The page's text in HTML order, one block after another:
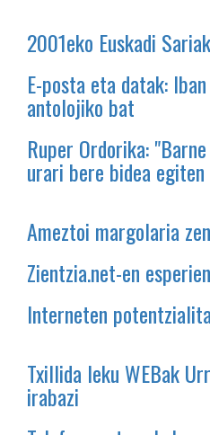
2001eko Euskadi
E-posta eta datak:
antolojiko bat
Ruper Ordorika:
urari bere bidea
Ameztoi margolaria
Zientzia.net-en
Interneten
Txillida leku WEBak
irabazi